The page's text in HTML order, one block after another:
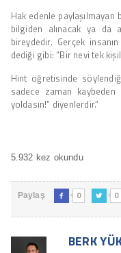
Hak edenle paylaşılmayan
bilgiden alınacak ya da
bireydedir. Gerçek
dediği gibi: “Bir nevi tek
Hint öğretisinde
sadece zaman kaybeden
yoldasın!” diyenlerdir.”
5.932 kez okundu
Paylaş  0  0
BERK